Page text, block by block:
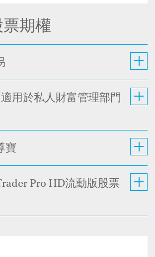
期權
用於私人財富管理部門
寶
Pro HD流動版股票